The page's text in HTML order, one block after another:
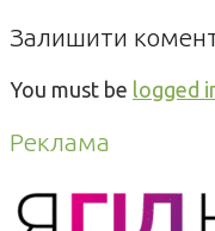
Залишити
You must be logged
Реклама